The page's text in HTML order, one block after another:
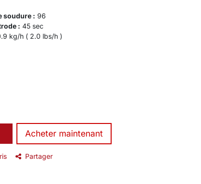
soudure : 96
: 45 sec
kg/h ( 2.0 lbs/h )
​Acheter maintenant
Partager